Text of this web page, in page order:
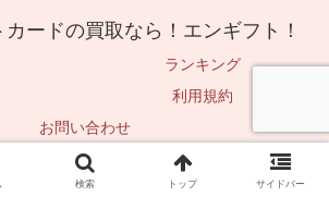
ードの買取なら！エンギフト！
ランキング
利用規約
お問い合わせ
フトカードの買取なら！エンギフト！.
検索 トップ サイドバー